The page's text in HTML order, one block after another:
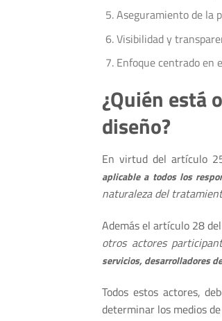
Aseguramiento de la
Visibilidad y
Enfoque centrado en
¿Quién está
diseño?
En virtud del artículo
aplicable a todos los
naturaleza del
Además el artículo 28
otros actores
servicios, desarrolladores
Todos estos actores,
determinar los medios